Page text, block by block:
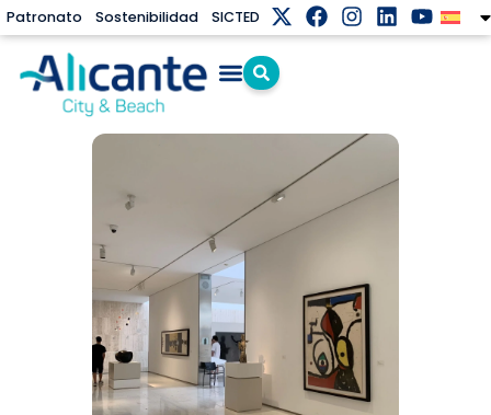
Patronato Sostenibilidad SICTED